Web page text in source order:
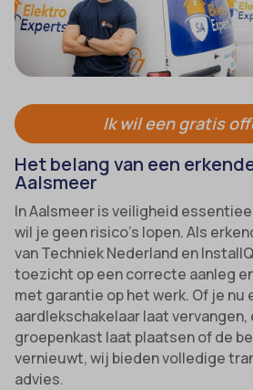
Ik wil een gratis
Het belang van een
Aalsmeer
In Aalsmeer is veiligheid
wil je geen risico’s lopen. Als
van Techniek Nederland en
toezicht op een correcte aanleg
met garantie op het werk. Of je nu
aardlekschakelaar laat vervangen,
groepenkast laat plaatsen of de
vernieuwt, wij bieden volledige
advies.